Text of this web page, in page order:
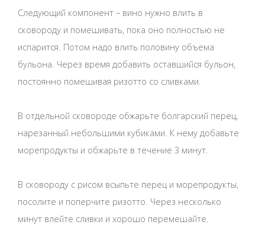
Следующий компонент – вино нужно влить в
сковороду и помешивать, пока оно полностью не
испарится. Потом надо влить половину объема
бульона. Через время добавить оставшийся бульон,
постоянно помешивая ризотто со сливками.
В отдельной сковороде обжарьте болгарский перец,
нарезанный небольшими кубиками. К нему добавьте
морепродукты и обжарьте в течение 3 минут.
В сковороду с рисом всыпьте перец и морепродукты,
посолите и поперчите ризотто. Через несколько
минут влейте сливки и хорошо перемешайте.